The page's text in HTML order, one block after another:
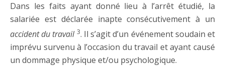
Dans les faits ayant donné lieu à l’arrêt étudié, la
salariée est déclarée inapte consécutivement à un
accident du travail 3. Il s’agit d’un événement soudain et
imprévu survenu à l’occasion du travail et ayant causé
un dommage physique et/ou psychologique.